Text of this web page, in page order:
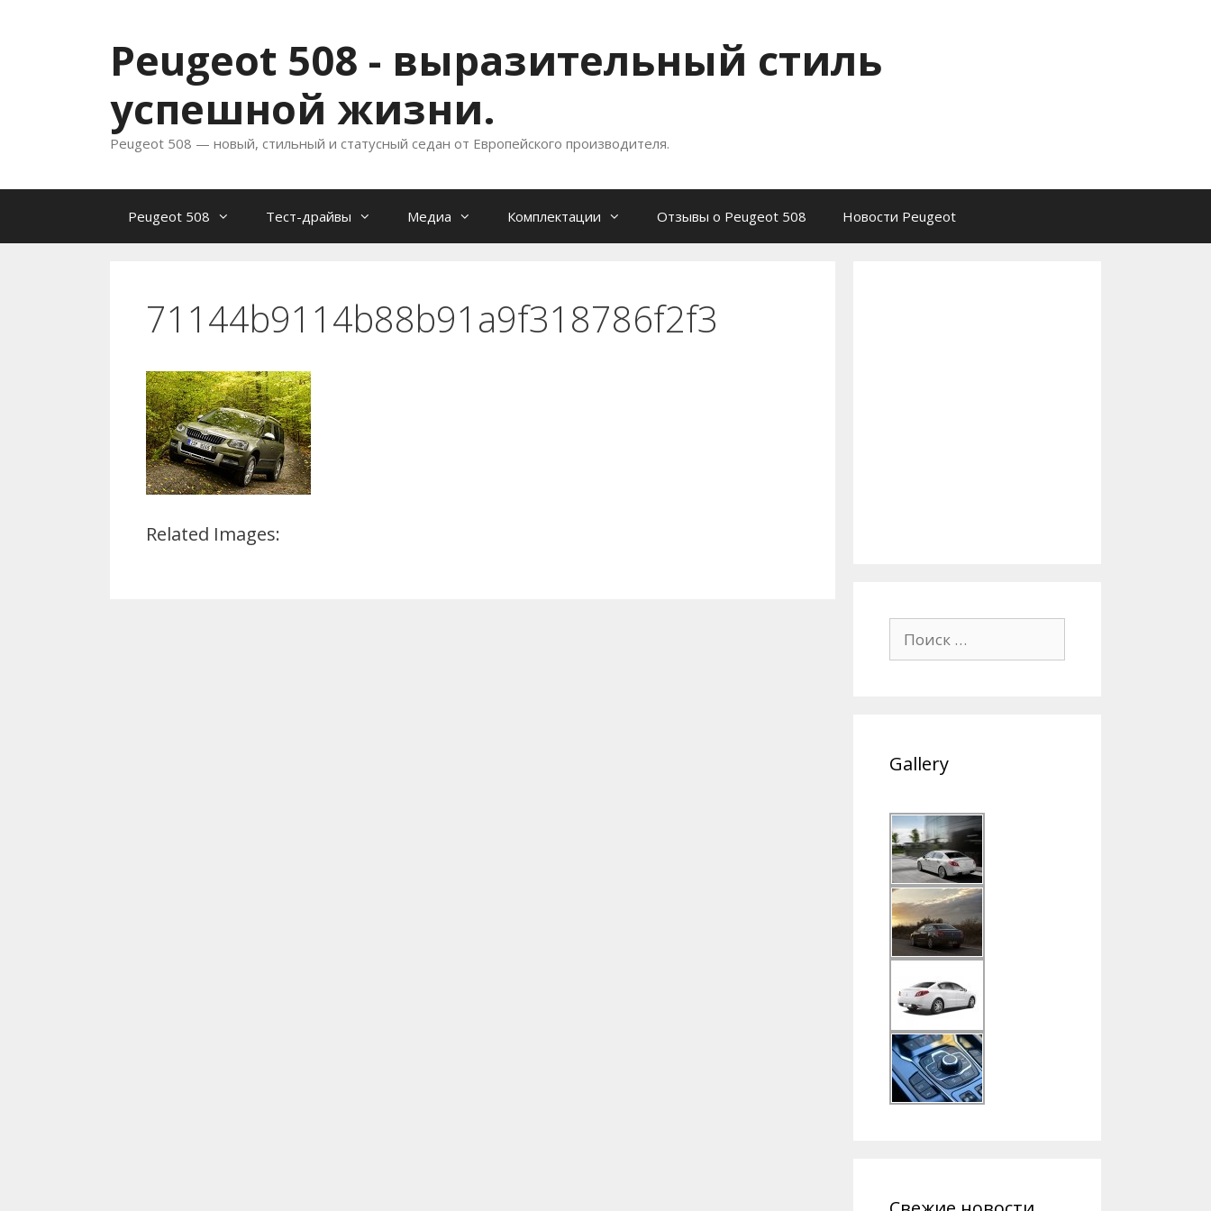
Peugeot 508 - выразительный стиль
успешной жизни.
Peugeot 508 — новый, стильный и статусный седан от Европейского производителя.
Peugeot 508 Тест-драйвы Медиа Комплектации Отзывы о Peugeot 508 Новости Peugeot
71144b9114b88b91a9f318786f2f3
Related Images:
Gallery